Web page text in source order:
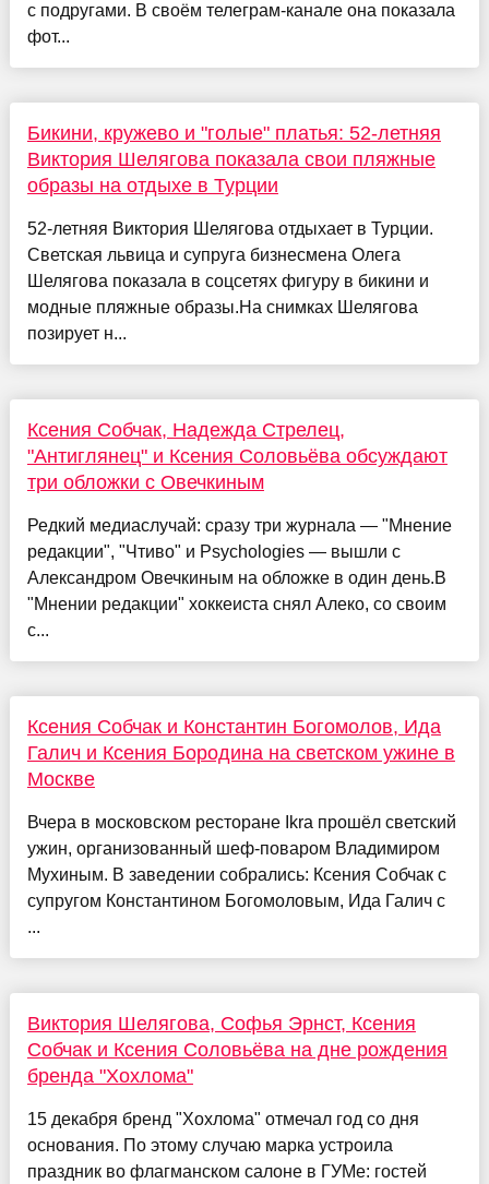
с подругами. В своём телеграм-канале она показала
фот...
Бикини, кружево и "голые" платья: 52-летняя
Виктория Шелягова показала свои пляжные
образы на отдыхе в Турции
52-летняя Виктория Шелягова отдыхает в Турции.
Светская львица и супруга бизнесмена Олега
Шелягова показала в соцсетях фигуру в бикини и
модные пляжные образы.На снимках Шелягова
позирует н...
Ксения Собчак, Надежда Стрелец,
"Антиглянец" и Ксения Соловьёва обсуждают
три обложки с Овечкиным
Редкий медиаслучай: сразу три журнала — "Мнение
редакции", "Чтиво" и Psychologies — вышли с
Александром Овечкиным на обложке в один день.В
"Мнении редакции" хоккеиста снял Алеко, со своим
с...
Ксения Собчак и Константин Богомолов, Ида
Галич и Ксения Бородина на светском ужине в
Москве
Вчера в московском ресторане Ikra прошёл светский
ужин, организованный шеф-поваром Владимиром
Мухиным. В заведении собрались: Ксения Собчак с
супругом Константином Богомоловым, Ида Галич с
...
Виктория Шелягова, Софья Эрнст, Ксения
Собчак и Ксения Соловьёва на дне рождения
бренда "Хохлома"
15 декабря бренд "Хохлома" отмечал год со дня
основания. По этому случаю марка устроила
праздник во флагманском салоне в ГУМе: гостей